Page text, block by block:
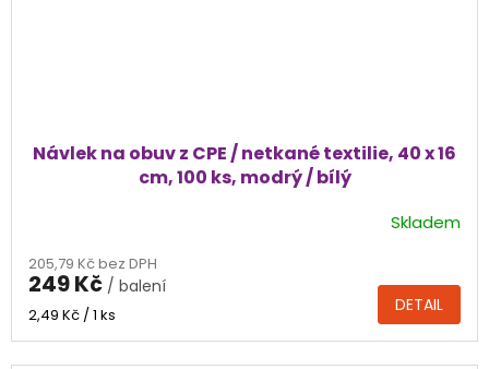
Návlek na obuv z CPE / netkané textilie, 40 x 16
cm, 100 ks, modrý / bílý
Skladem
205,79 Kč bez DPH
249 Kč / balení
Měrná
2,49 Kč / 1 ks DETAIL